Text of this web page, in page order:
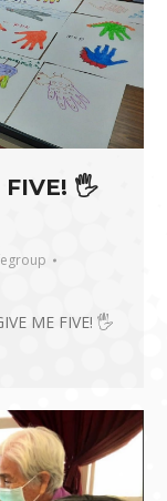
FIVE! 🖐
ME FIVE! 🖐